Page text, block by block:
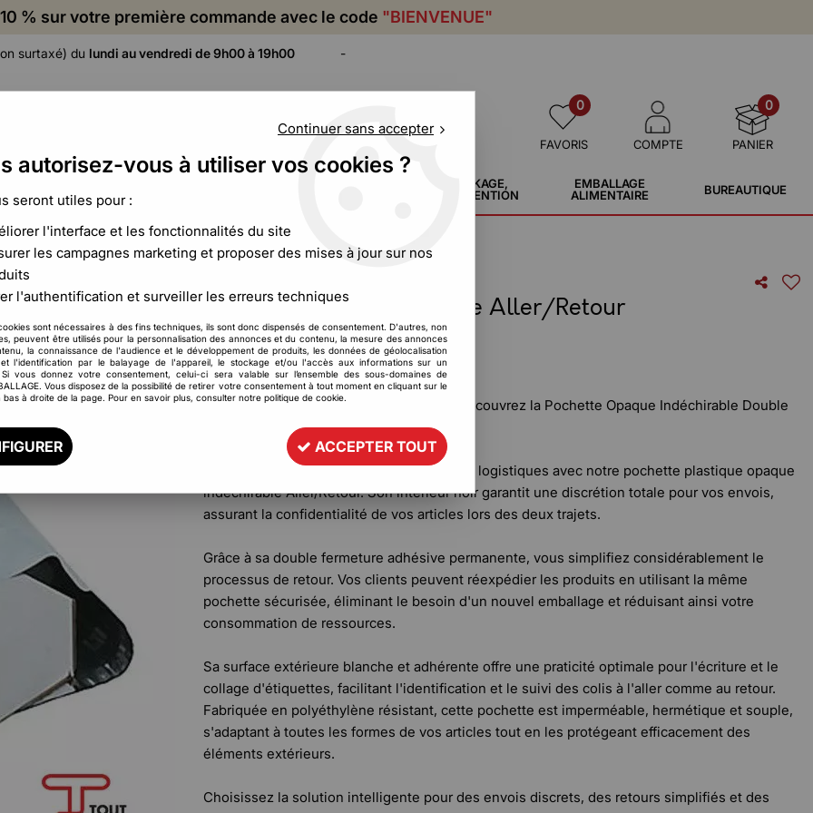
% sur votre première commande avec le code "BIENVENUE"
surtaxé) du lundi au vendredi de 9h00 à 19h00 -
0
FAVORIS COMPTE
0
PANIER
PROTECTION
ADHÉSIF,
STOCKAGE,
MANUTENTION
EMBALLAGE
ALIMENTAIRE
BUREAUTIQUE
opaque >Pochette plastique opaque Aller/Retour
Pochette plastique opaque Aller/Retour
À partir de 35,08 €HT
Réf. :CCB00059
Optimisez Vos Retours et Économisez : Découvrez la Pochette Opaque Indéchirable Double
Gagnez en efficacité et réduisez vos coûts logistiques avec notre pochette plastique opaque
indéchirable Aller/Retour. Son intérieur noir garantit une discrétion totale pour vos envois,
assurant la confidentialité de vos articles lors des deux trajets.
Grâce à sa double fermeture adhésive permanente, vous simplifiez considérablement le
processus de retour. Vos clients peuvent réexpédier les produits en utilisant la même
pochette sécurisée, éliminant le besoin d'un nouvel emballage et réduisant ainsi votre
consommation de ressources.
Sa surface extérieure blanche et adhérente offre une praticité optimale pour l'écriture et le
collage d'étiquettes, facilitant l'identification et le suivi des colis à l'aller comme au retour.
Fabriquée en polyéthylène résistant, cette pochette est imperméable, hermétique et souple,
s'adaptant à toutes les formes de vos articles tout en les protégeant efficacement des
éléments extérieurs.
Choisissez la solution intelligente pour des envois discrets, des retours simplifiés et des
Continuer sans accepter
autorisez-vous à utiliser vos cookies ?
seront utiles pour :
l'interface et les fonctionnalités du site
les campagnes marketing et proposer des mises à jour sur nos
l'authentification et surveiller les erreurs techniques
sont nécessaires à des fins techniques, ils sont donc dispensés de consentement. D'autres, non
peuvent être utilisés pour la personnalisation des annonces et du contenu, la mesure des annonces
la connaissance de l'audience et le développement de produits, les données de géolocalisation
l'identification par le balayage de l'appareil, le stockage et/ou l'accès aux informations sur un
vous donnez votre consentement, celui-ci sera valable sur l’ensemble des sous-domaines de
Vous disposez de la possibilité de retirer votre consentement à tout moment en cliquant sur le
bas à droite de la page. Pour en savoir plus, consulter notre politique de cookie.
ACCEPTER TOUT